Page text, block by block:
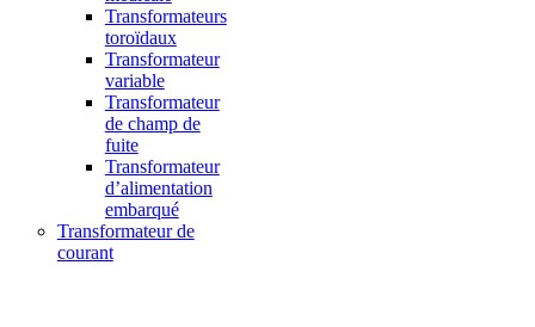
Transformateurs
toroïdaux
Transformateur
variable
Transformateur
de champ de
fuite
Transformateur
d’alimentation
embarqué
Transformateur de
courant